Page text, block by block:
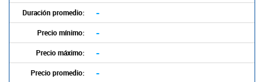
Duración promedio: -
Precio mínimo: -
Precio máximo: -
Precio promedio: -